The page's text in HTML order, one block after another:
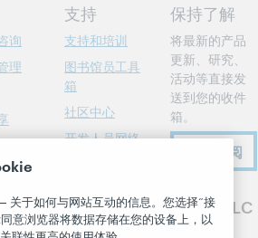
询
理
服务
支持
支持和培训
图书馆员工具
箱
社区中心
开发人员网络
博客
保持了解
将最新的产品
更新、研究、
活动等直接发
送到您的收件
箱。
现在订阅
关注 OCLC
于如何与网站互动的信息。您选择“接
意浏览器将数据存储在您的设备上，以